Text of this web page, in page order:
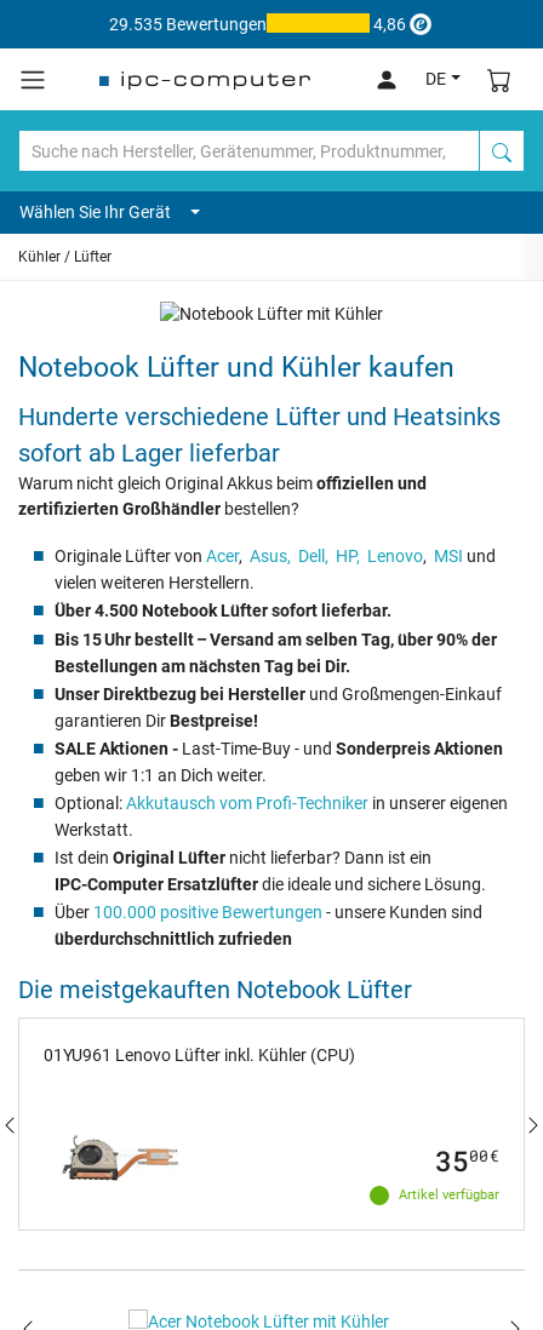
29.535 Bewertungen 4,86
DE
Wählen Sie Ihr Gerät
Kühler / Lüfter
Notebook Lüfter und Kühler kaufen
Hunderte verschiedene Lüfter und Heatsinks
sofort ab Lager lieferbar
Warum nicht gleich Original Akkus beimoffiziellen und
zertifizierten Großhändler bestellen?
Originale Lüfter von Acer, Asus, Dell, HP, Lenovo, MSI und
vielen weiteren Herstellern.
Über 4.500 Notebook Lüfter sofort lieferbar.
Bis 15 Uhr bestellt – Versand am selben Tag, über 90% der
Bestellungen am nächsten Tag bei Dir.
Unser Direktbezug bei Hersteller und Großmengen‑Einkauf
garantieren DirBestpreise!
SALE Aktionen - Last-Time-Buy - und Sonderpreis Aktionen
geben wir 1:1 an Dich weiter.
Optional:Akkutausch vom Profi‑Technikerin unserer eigenen
Werkstatt.
Ist dein Original Lüfternicht lieferbar? Dann ist ein
IPC‑Computer Ersatzlüfterdie ideale und sichere Lösung.
Über 100.000 positive Bewertungen - unsere Kunden sind
überdurchschnittlich zufrieden
Die meistgekauften Notebook Lüfter
01YU961 Lenovo Lüfter inkl. Kühler (CPU)
Artikel verfügbar
3500€